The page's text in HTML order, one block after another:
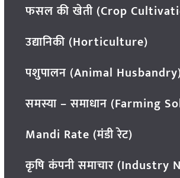
फसल की खेती (Crop
उद्यानिकी (Horticulture)
पशुपालन (Animal
समस्या – समाधान (Farming
Mandi Rate (मंडी रेट)
कृषि कंपनी समाचार (Industry